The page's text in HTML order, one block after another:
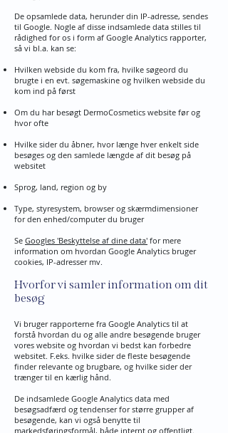
De opsamlede data, herunder din IP-adresse, sendes
til Google. Nogle af disse indsamlede data stilles til
rådighed for os i form af Google Analytics rapporter,
så vi bl.a. kan se:
Hvilken webside du kom fra, hvilke søgeord du
brugte i en evt. søgemaskine og hvilken webside du
kom ind på først
Om du har besøgt DermoCosmetics website før og
hvor ofte
Hvilke sider du åbner, hvor længe hver enkelt side
besøges og den samlede længde af dit besøg på
websitet
Sprog, land, region og by
Type, styresystem, browser og skærmdimensioner
for den enhed/computer du bruger
Se Googles 'Beskyttelse af dine data' for mere
information om hvordan Google Analytics bruger
cookies, IP-adresser mv.
Hvorfor vi samler information om dit
besøg
Vi bruger rapporterne fra Google Analytics til at
forstå hvordan du og alle andre besøgende bruger
vores website og hvordan vi bedst kan forbedre
websitet. F.eks. hvilke sider de fleste besøgende
finder relevante og brugbare, og hvilke sider der
trænger til en kærlig hånd.
De indsamlede Google Analytics data med
besøgsadfærd og tendenser for større grupper af
besøgende, kan vi også benytte til
markedsføringsformål, både internt og offentligt.